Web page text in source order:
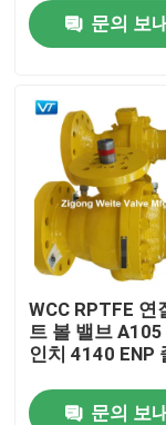
회사 소개
접촉
제품 소개
파이프라인 볼
천연가스 배관
문의 보
WCC RPTFE 연
트 볼 밸브 A105
인치 4140 ENP
문의 보